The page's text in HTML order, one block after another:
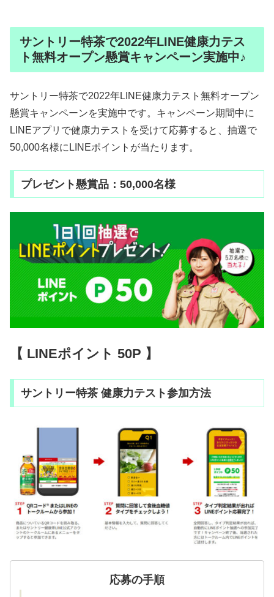
サントリー特茶で2022年LINE健康力テス
ト無料オープン懸賞キャンペーン実施中♪
サントリー特茶で2022年LINE健康力テスト無料オープン
懸賞キャンペーンを実施中です。キャンペーン期間中に
LINEアプリで健康力テストを受けて応募すると、抽選で
50,000名様にLINEポイントが当たります。
プレゼント懸賞品：50,000名様
【 LINEポイント 50P 】
サントリー特茶 健康力テスト参加方法
応募の手順